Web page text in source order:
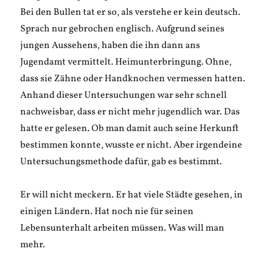
Bei den Bullen tat er so, als verstehe er kein deutsch.
Sprach nur gebrochen englisch. Aufgrund seines
jungen Aussehens, haben die ihn dann ans
Jugendamt vermittelt. Heimunterbringung. Ohne,
dass sie Zähne oder Handknochen vermessen hatten.
Anhand dieser Untersuchungen war sehr schnell
nachweisbar, dass er nicht mehr jugendlich war. Das
hatte er gelesen. Ob man damit auch seine Herkunft
bestimmen konnte, wusste er nicht. Aber irgendeine
Untersuchungsmethode dafür, gab es bestimmt.
Er will nicht meckern. Er hat viele Städte gesehen, in
einigen Ländern. Hat noch nie für seinen
Lebensunterhalt arbeiten müssen. Was will man
mehr.